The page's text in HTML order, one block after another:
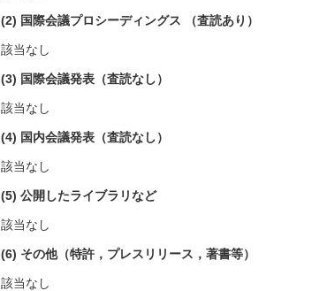
(2) 国際会議プロシーディングス （査読あり）
該当なし
(3) 国際会議発表（査読なし）
該当なし
(4) 国内会議発表（査読なし）
該当なし
(5) 公開したライブラリなど
該当なし
(6) その他（特許，プレスリリース，著書等）
該当なし